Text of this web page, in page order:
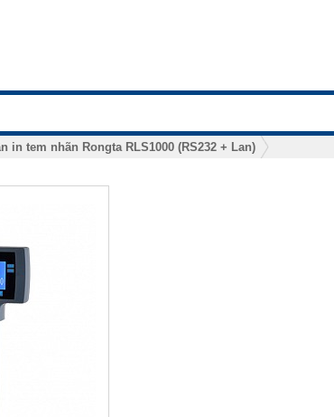
in tem nhãn Rongta RLS1000 (RS232 + Lan)